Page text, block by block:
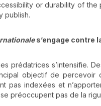
or durability of
publish.
s’engage contre
prédatrices s’intensifie.
objectif de percevoir
pas indexées et
préoccupent pas de la